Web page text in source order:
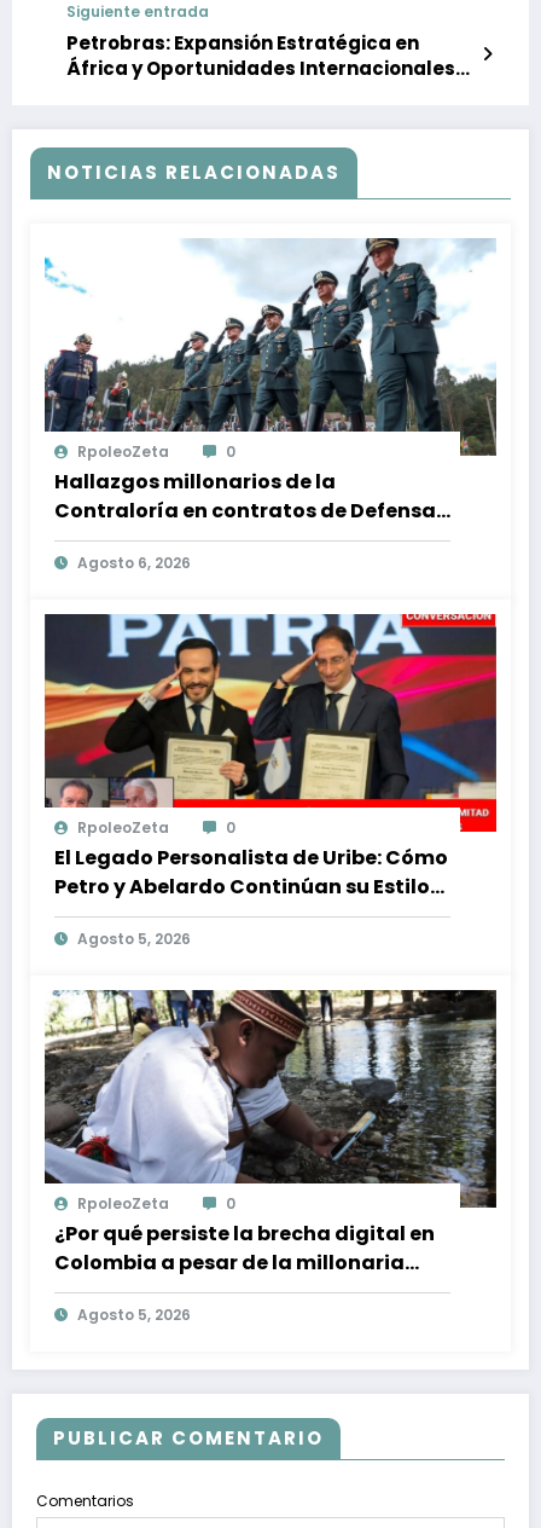
Venezuela
Siguiente entrada
Petrobras: Expansión Estratégica en
África y Oportunidades Internacionales
NOTICIAS RELACIONADAS
RpoleoZeta 0
Hallazgos millonarios de la
Contraloría en contratos de Defensa:
$1 billón en riesgo y denuncias
alarmantes
Agosto 6, 2026
RpoleoZeta 0
El Legado Personalista de Uribe: Cómo
Petro y Abelardo Continúan su Estilo
de Gobierno
Agosto 5, 2026
RpoleoZeta 0
¿Por qué persiste la brecha digital en
Colombia a pesar de la millonaria
inversión en conectividad?
Agosto 5, 2026
PUBLICAR COMENTARIO
Comentarios